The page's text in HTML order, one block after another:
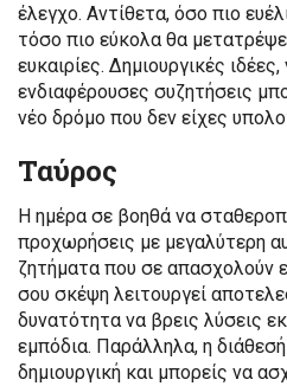
έλεγχο. Αντίθετα, όσο πιο
τόσο πιο εύκολα θα
ευκαιρίες. Δημιουργικές
ενδιαφέρουσες συζητήσεις
νέο δρόμο που δεν είχες
Ταύρος
Η ημέρα σε βοηθά να
προχωρήσεις με μεγαλύτερη
ζητήματα που σε απασχολούν
σου σκέψη λειτουργεί
δυνατότητα να βρεις λύσεις
εμπόδια. Παράλληλα, η διάθεσή
δημιουργική και μπορείς να